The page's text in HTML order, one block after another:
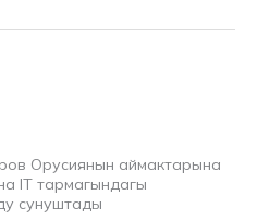
Орусиянын аймактарына
IT тармагындагы
сунуштады